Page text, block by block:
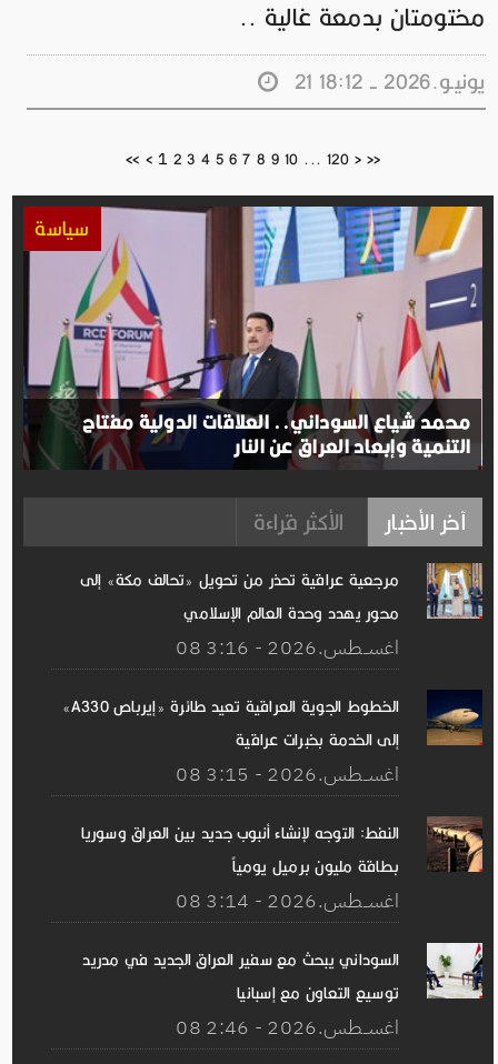
مختومتان بدمعة غالية ..
21 يونيـو.2026 - 18:12
<< < 1 2 3 4 5 6 7 8 9 10 ... 120 > >>
سياسة
محمد شياع السوداني.. العلاقات الدولية مفتاح
التنمية وإبعاد العراق عن النار
آخر الأخبار الأكثر قراءة
مرجعية عراقية تحذر من تحويل «تحالف مكة» إلى
محور يهدد وحدة العالم الإسلامي
08 اغســطس.2026 - 3:16
الخطوط الجوية العراقية تعيد طائرة «إيرباص A330»
إلى الخدمة بخبرات عراقية
08 اغســطس.2026 - 3:15
النفط: التوجه لإنشاء أنبوب جديد بين العراق وسوريا
بطاقة مليون برميل يومياً
08 اغســطس.2026 - 3:14
السوداني يبحث مع سفير العراق الجديد في مدريد
توسيع التعاون مع إسبانيا
08 اغســطس.2026 - 2:46